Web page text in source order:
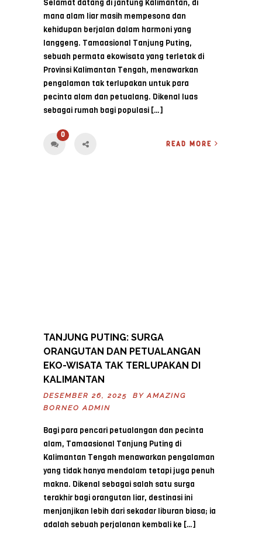
Selamat datang di jantung Kalimantan, di
mana alam liar masih mempesona dan
kehidupan berjalan dalam harmoni yang
langgeng. Tamaasional Tanjung Puting,
sebuah permata ekowisata yang terletak di
Provinsi Kalimantan Tengah, menawarkan
pengalaman tak terlupakan untuk para
pecinta alam dan petualang. Dikenal luas
sebagai rumah bagi populasi […]
0
READ MORE
TANJUNG PUTING: SURGA
ORANGUTAN DAN PETUALANGAN
EKO-WISATA TAK TERLUPAKAN DI
KALIMANTAN
DESEMBER 26, 2025 BY AMAZING
BORNEO ADMIN
Bagi para pencari petualangan dan pecinta
alam, Tamaasional Tanjung Puting di
Kalimantan Tengah menawarkan pengalaman
yang tidak hanya mendalam tetapi juga penuh
makna. Dikenal sebagai salah satu surga
terakhir bagi orangutan liar, destinasi ini
menjanjikan lebih dari sekadar liburan biasa; ia
adalah sebuah perjalanan kembali ke […]